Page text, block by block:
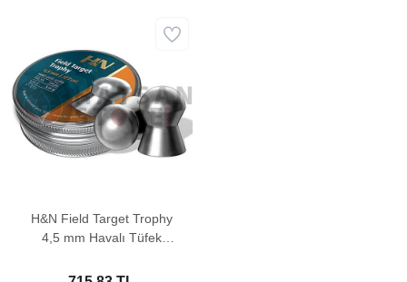
H&N Field Target Trophy
4,5 mm Havalı Tüfek
500 Adet)